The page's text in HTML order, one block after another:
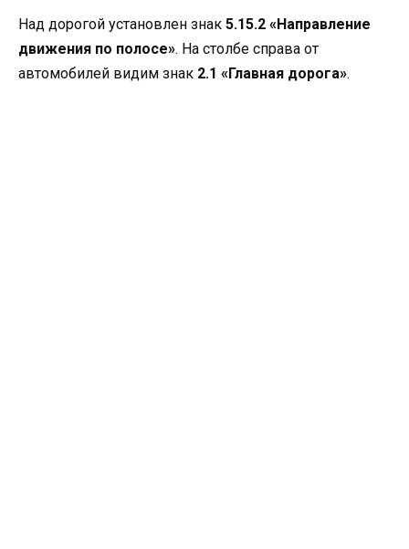
Над дорогой установлен знак 5.15.2 «Направление
движения по полосе». На столбе справа от
автомобилей видим знак 2.1 «Главная дорога».